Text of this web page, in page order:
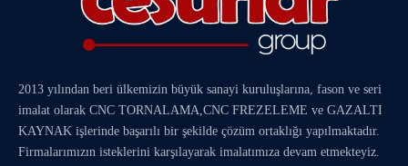
2013 yılından beri ülkemizin büyük sanayi kuruluşlarına, fason ve seri
imalat olarak CNC TORNALAMA,CNC FREZELEME ve GAZALTI
KAYNAK işlerinde başarılı bir şekilde çözüm ortaklığı yapılmaktadır.
Firmalarımızın isteklerini karşılayarak imalatımıza devam etmekteyiz.